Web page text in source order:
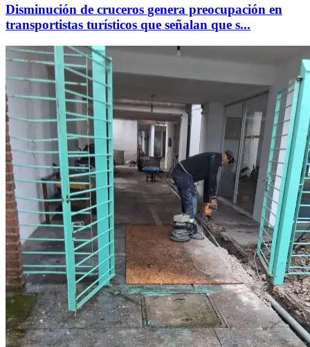
Disminución de cruceros genera preocupación en
transportistas turísticos que señalan que s...